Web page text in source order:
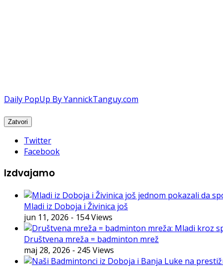
Daily PopUp By YannickTanguy.com
Twitter
Facebook
Izdvajamo
Mladi iz Doboja i Živinica još
jun 11, 2026 - 154 Views
Društvena mreža = badminton mrež
maj 28, 2026 - 245 Views